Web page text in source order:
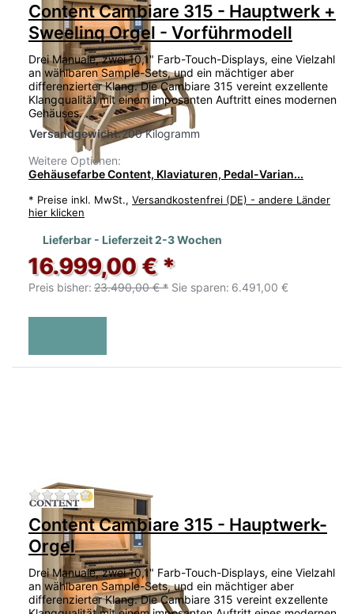
Content Cambiare 315 - Hauptwerk +
Sweelinq Orgel - Vorführmodell
Drei Manuale, zwei 10,1" Farb-Touch-Displays, eine Vielzahl
an wählbaren Sample-Sets, und ein mächtiger aber
differenzierter Klang. Die Cambiare 315 vereint exzellente
Klangqualität mit einem imposanten Auftritt eines modernen
Gehäuses. …
Versandgewicht:200 Kilogramm
Weitere Optionen:
Gehäusefarbe Content, Klaviaturen, Pedal-Varian...
* Preise inkl. MwSt., Versandkostenfrei (DE) - andere Länder
hier klicken
Lieferbar - Lieferzeit 2-3 Wochen
16.999,00 € *
Preis bisher: 23.490,00 € * Sie sparen: 6.491,00 €
Zu diesem Produkt liegen noch keine
Content Cambiare 315 - Hauptwerk-
Orgel
Drei Manuale, zwei 10,1" Farb-Touch-Displays, eine Vielzahl
an wählbaren Sample-Sets, und ein mächtiger aber
differenzierter Klang. Die Cambiare 315 vereint exzellente